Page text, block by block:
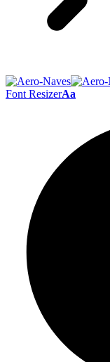
Font ResizerAa